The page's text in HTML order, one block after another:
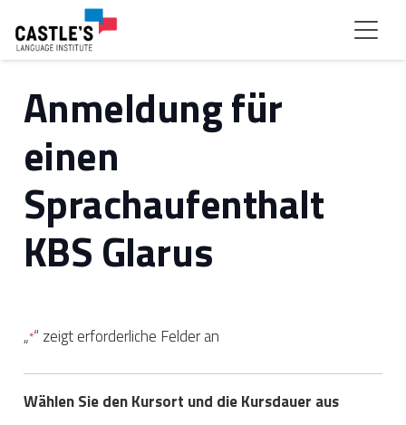
Anmeldung für
einen
Sprachaufenthalt
KBS Glarus
„*“ zeigt erforderliche Felder an
Wählen Sie den Kursort und die Kursdauer aus